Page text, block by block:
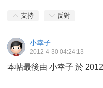
支持 反對
小幸子
2012-4-30 04:24:13
本帖最後由 小幸子 於